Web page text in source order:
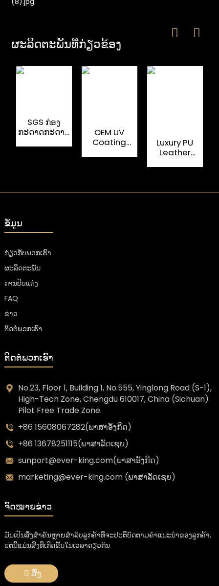
ຜະ​ລິດ​ຕະ​ພັນ​ທີ່​ກ່ຽວ​ຂ້ອງ
SGS ກ່ອງ
ກະດາດກະດາດ
OEM UV
Coating
Luxury PU
Leather
Gift Box
ຂໍ້ມູນ
ກ່ຽວ​ກັບ​ພວກ​ເຮົາ
ຜະລິດຕະພັນ
ການປັບແຕ່ງ
FAQ
ຂ່າວ
ຕິດ​ຕໍ່​ພວກ​ເຮົາ
ຕິດຕໍ່ພວກເຮົາ
No.23, Floor 1, Building 1, No.555, Yinglong Road (S-1),
High-Tech Zone, Chengdu 610017, China (Sichuan)
Pilot Free Trade Zone.
+86 15608067282(ພາສາອັງກິດ)
+86 13678251115(ພາສາລັດເຊຍ)
sunport@ever-king.com(ພາສາອັງກິດ)
marketing@ever-king.com (ພາສາລັດເຊຍ)
ຈົດໝາຍຂ່າວ
ມັນເປັນສິ່ງສໍາຄັນຫຼາຍສໍາລັບລູກຄ້າທີ່ຈະປະຕິບັດຕາມຄໍາແນະນໍາຂອງລູກຄ້າ,
ແຕ່ນີ້ແມ່ນສິ່ງທີ່ເກີດຂື້ນໃນເວລາດຽວກັນ
ສົ່ງ